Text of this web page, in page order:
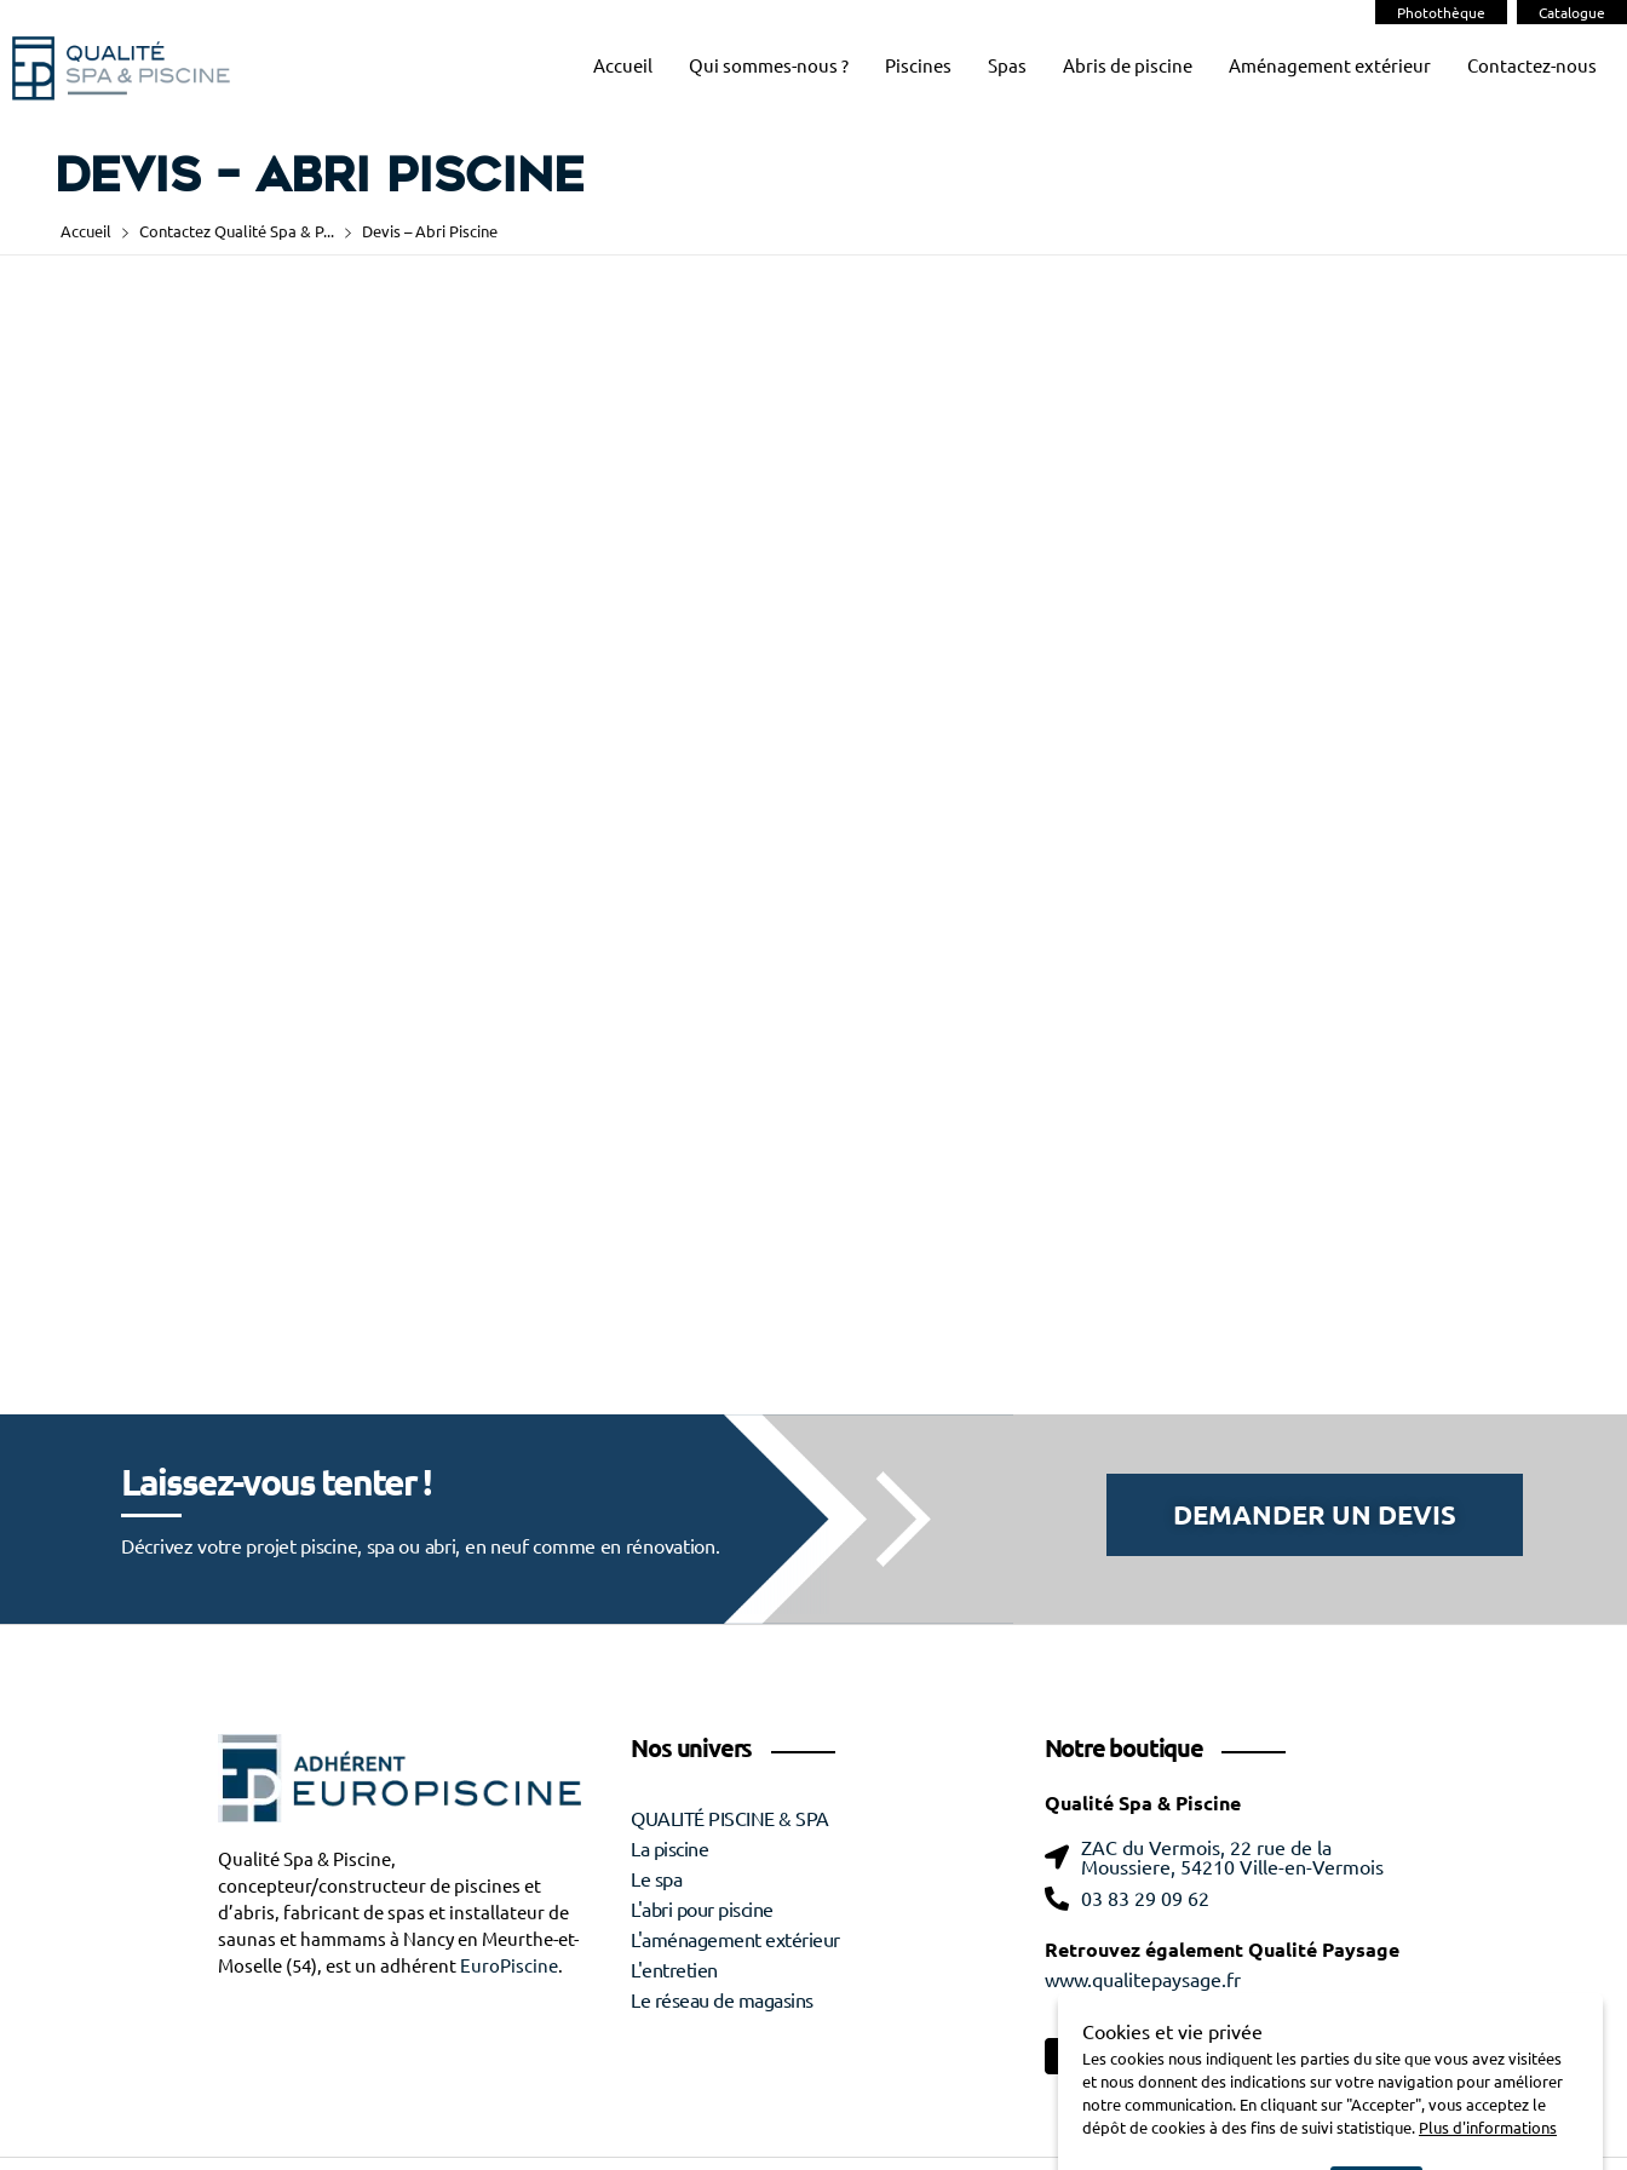
Photothèque Catalogue
Accueil Qui sommes-nous ? Piscines Spas Abris de piscine Aménagement extérieur Contactez-nous
Devis – Abri Piscine
Accueil Contactez Qualité Spa & P... Devis – Abri Piscine
Laissez-vous tenter !
Décrivez votre projet piscine, spa ou abri, en neuf comme en rénovation.
DEMANDER UN DEVIS
Qualité Spa & Piscine,
concepteur/constructeur de piscines et
d’abris, fabricant de spas et installateur de
saunas et hammams à Nancy en Meurthe-et-
Moselle (54), est un adhérent EuroPiscine.
Nos univers
QUALITÉ PISCINE & SPA
La piscine
Le spa
L'abri pour piscine
L'aménagement extérieur
L'entretien
Le réseau de magasins
Notre boutique
Qualité Spa & Piscine
ZAC du Vermois, 22 rue de la
Moussiere, 54210 Ville-en-Vermois
03 83 29 09 62
Retrouvez également Qualité Paysage
www.qualitepaysage.fr
Cookies et vie privée
Les cookies nous indiquent les parties du site que vous avez visitées
et nous donnent des indications sur votre navigation pour améliorer
notre communication. En cliquant sur "Accepter", vous acceptez le
dépôt de cookies à des fins de suivi statistique. Plus d'informations